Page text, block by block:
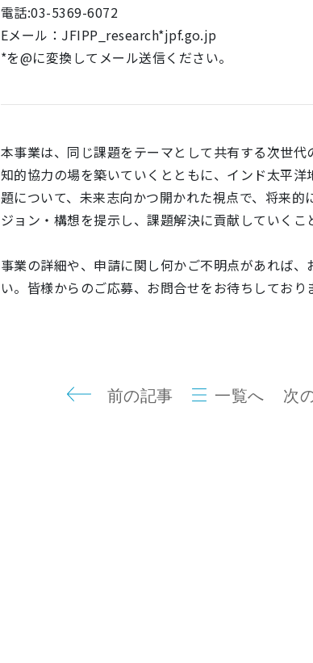
電話:03-5369-6072
Eメール：JFIPP_research*jpf.go.jp
*を@に変換してメール送信ください。
本事業は、同じ課題をテーマとして共有する次世
知的協力の場を築いていくとともに、インド太平
題について、未来志向かつ開かれた視点で、将来
ジョン・構想を提示し、課題解決に貢献していくこ
事業の詳細や、申請に関し何かご不明点があれば
い。皆様からのご応募、お問合せをお待ちしており
前の記事 一覧へ 次